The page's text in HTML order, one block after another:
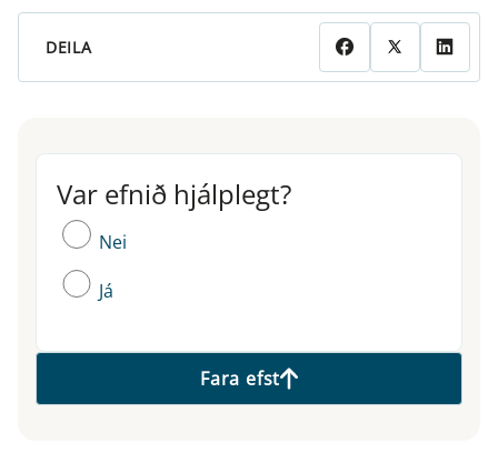
DEILA
Var efnið hjálplegt?
Var efnið hjálplegt?
Nei
Já
Fara efst